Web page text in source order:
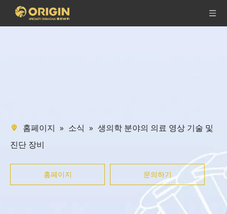
홈페이지 » 소식 » 생의학 분야의 의료 영상 기술 및
진단 장비
홈페이지 문의하기